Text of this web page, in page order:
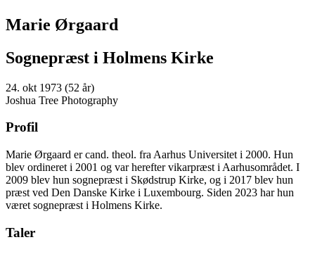
Marie Ørgaard
Sognepræst i Holmens Kirke
24. okt 1973 (52 år)
Joshua Tree Photography
Profil
Marie Ørgaard er cand. theol. fra Aarhus Universitet i 2000. Hun
blev ordineret i 2001 og var herefter vikarpræst i Aarhusområdet. I
2009 blev hun sognepræst i Skødstrup Kirke, og i 2017 blev hun
præst ved Den Danske Kirke i Luxembourg. Siden 2023 har hun
været sognepræst i Holmens Kirke.
Taler